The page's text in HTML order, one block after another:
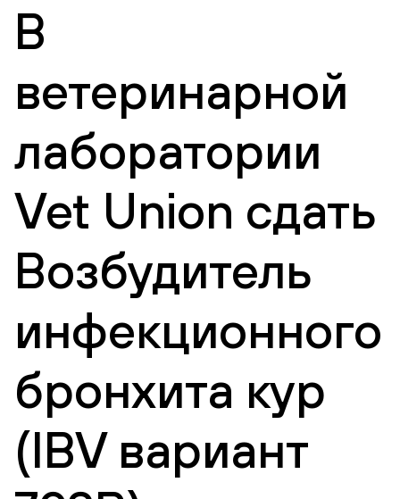
В
ветеринарной
лаборатории
Vet Union сдать
Возбудитель
инфекционного
бронхита кур
(IBV вариант